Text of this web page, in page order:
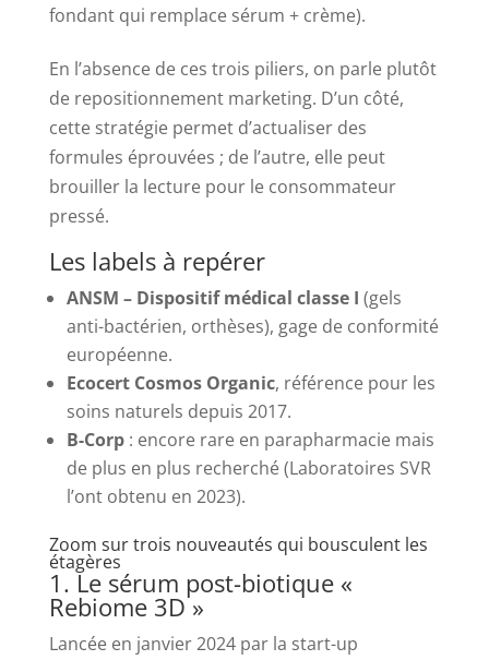
fondant qui remplace sérum + crème).
En l’absence de ces trois piliers, on parle plutôt
de repositionnement marketing. D’un côté,
cette stratégie permet d’actualiser des
formules éprouvées ; de l’autre, elle peut
brouiller la lecture pour le consommateur
pressé.
Les labels à repérer
ANSM – Dispositif médical classe I (gels
anti-bactérien, orthèses), gage de conformité
européenne.
Ecocert Cosmos Organic, référence pour les
soins naturels depuis 2017.
B-Corp: encore rare en parapharmacie mais
de plus en plus recherché (Laboratoires SVR
l’ont obtenu en 2023).
Zoom sur trois nouveautés qui bousculent les
étagères
1. Le sérum post-biotique «
Rebiome 3D »
Lancée en janvier 2024 par la start-up